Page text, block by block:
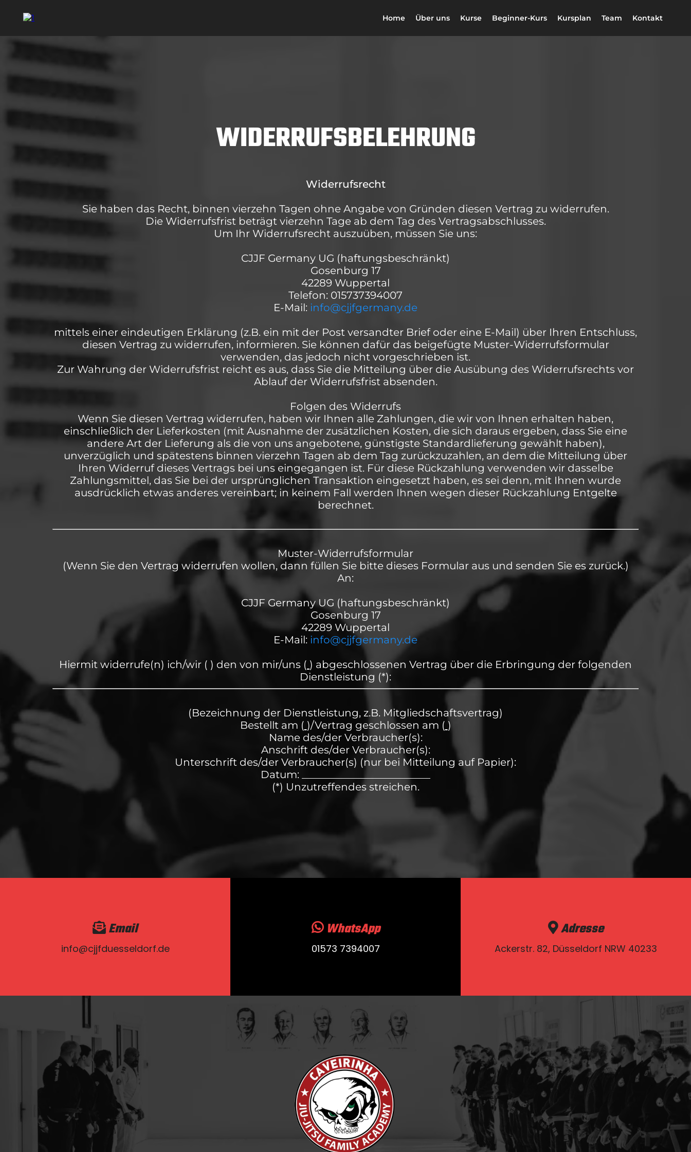
Home Über uns Kurse Beginner-Kurs Kursplan Team Kontakt
WIDERRUFSBELEHRUNG
Widerrufsrecht
Sie haben das Recht, binnen vierzehn Tagen ohne Angabe von Gründen diesen Vertrag zu widerrufen.
Die Widerrufsfrist beträgt vierzehn Tage ab dem Tag des Vertragsabschlusses.
Um Ihr Widerrufsrecht auszuüben, müssen Sie uns:
CJJF Germany UG (haftungsbeschränkt)
Gosenburg 17
42289 Wuppertal
Telefon: 015737394007
E-Mail: info@cjjfgermany.de
mittels einer eindeutigen Erklärung (z.B. ein mit der Post versandter Brief oder eine E-Mail) über Ihren Entschluss,
diesen Vertrag zu widerrufen, informieren. Sie können dafür das beigefügte Muster-Widerrufsformular
verwenden, das jedoch nicht vorgeschrieben ist.
Zur Wahrung der Widerrufsfrist reicht es aus, dass Sie die Mitteilung über die Ausübung des Widerrufsrechts vor
Ablauf der Widerrufsfrist absenden.
Folgen des Widerrufs
Wenn Sie diesen Vertrag widerrufen, haben wir Ihnen alle Zahlungen, die wir von Ihnen erhalten haben,
einschließlich der Lieferkosten (mit Ausnahme der zusätzlichen Kosten, die sich daraus ergeben, dass Sie eine
andere Art der Lieferung als die von uns angebotene, günstigste Standardlieferung gewählt haben),
unverzüglich und spätestens binnen vierzehn Tagen ab dem Tag zurückzuzahlen, an dem die Mitteilung über
Ihren Widerruf dieses Vertrags bei uns eingegangen ist. Für diese Rückzahlung verwenden wir dasselbe
Zahlungsmittel, das Sie bei der ursprünglichen Transaktion eingesetzt haben, es sei denn, mit Ihnen wurde
ausdrücklich etwas anderes vereinbart; in keinem Fall werden Ihnen wegen dieser Rückzahlung Entgelte
berechnet.
Muster-Widerrufsformular
(Wenn Sie den Vertrag widerrufen wollen, dann füllen Sie bitte dieses Formular aus und senden Sie es zurück.)
An:
CJJF Germany UG (haftungsbeschränkt)
Gosenburg 17
42289 Wuppertal
E-Mail: info@cjjfgermany.de
Hiermit widerrufe(n) ich/wir ( ) den von mir/uns ( ) abgeschlossenen Vertrag über die Erbringung der folgenden
Dienstleistung (*):
(Bezeichnung der Dienstleistung, z.B. Mitgliedschaftsvertrag)
Bestellt am ( )/Vertrag geschlossen am ( )
Name des/der Verbraucher(s):
Anschrift des/der Verbraucher(s):
Unterschrift des/der Verbraucher(s) (nur bei Mitteilung auf Papier):
Datum: _________________________
(*) Unzutreffendes streichen.
Email
info@cjjfduesseldorf.de
WhatsApp
01573 7394007
Adresse
Ackerstr. 82, Düsseldorf NRW 40233